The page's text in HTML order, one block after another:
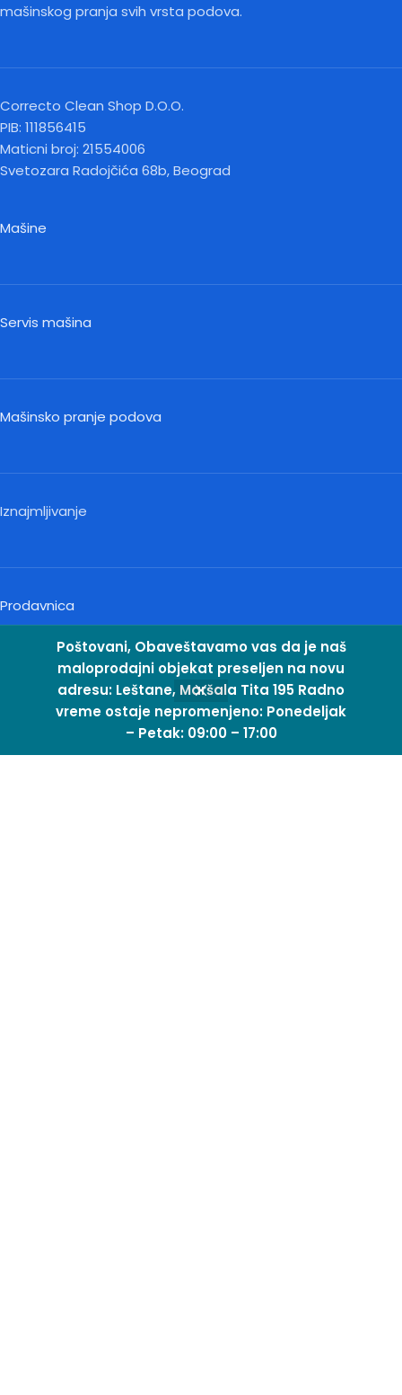
Poštovani, Obaveštavamo vas da je naš
maloprodajni objekat preseljen na novu
adresu: Leštane, Maršala Tita 195 Radno
vreme ostaje nepromenjeno: Ponedeljak
– Petak: 09:00 – 17:00
mašinskog pranja svih vrsta podova.
Correcto Clean Shop D.O.O.
PIB: 111856415
Maticni broj: 21554006
Svetozara Radojčića 68b, Beograd
Mašine
Servis mašina
Mašinsko pranje podova
Iznajmljivanje
Prodavnica
O nama